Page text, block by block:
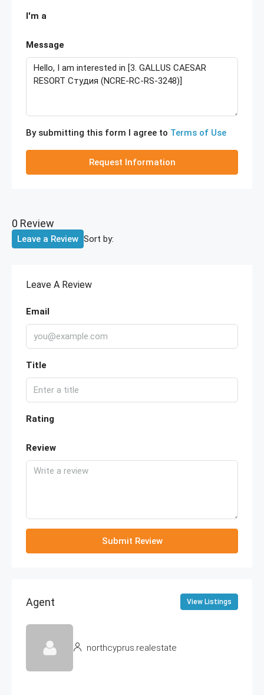
I'm a
Message
By submitting this form I agree to Terms of Use
Request Information
0 Review
Sort by:
Leave a Review
Leave A Review
Email
Title
Rating
Review
Submit Review
Agent View Listings
northcyprus.realestate